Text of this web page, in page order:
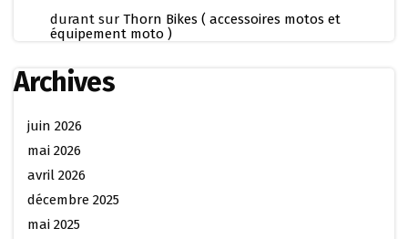
durant sur Thorn Bikes ( accessoires motos et
équipement moto )
Archives
juin 2026
mai 2026
avril 2026
décembre 2025
mai 2025